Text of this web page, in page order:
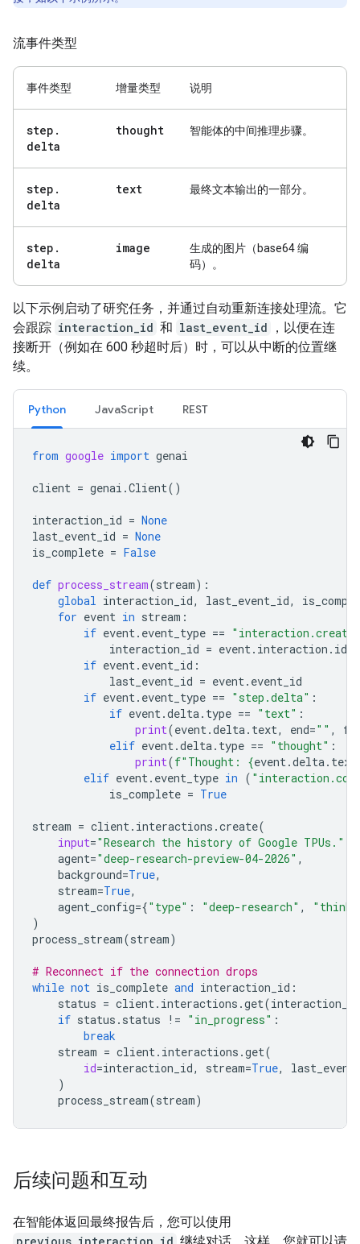
流事件类型
事件类型 增量类型 说明
step .
delta
thought 智能体的中间推理步骤。
step .
delta
text 最终文本输出的一部分。
step .
delta
image
生成的图片（base64 编
码）。
以下示例启动了研究任务，并通过自动重新连接处理流。它
会跟踪 interaction_id 和 last_event_id
，以便在连
接断开（例如在 600 秒超时后）时，可以从中断的位置继
续。
Python JavaScript REST
from google import genai
client = genai .Client()
interaction_id = None
last_event_id = None
is_complete = False
def process_stream(stream):
global interaction_id, last_event_id,
for event in stream :
if event. event_type ==
interaction_id = event. interaction . id
if event. event_id :
last_event_id = event. event_id
if event. event_type == "step.delta" :
if event.delta. type == "text" :
print(event.delta. text, end="" ,
elif event.delta. type == "thought" :
print(f"Thought: {event.delta. text
elif event. event_type in (
is_complete = True
stream = client. interactions .create(
input="Research the history of Google TPUs."
agent="deep-research-preview-04-2026" ,
background=True,
stream=True,
agent_config={"type" : "deep-research" ,
)
process_stream(stream)
# Reconnect if the connection drops
while not is_complete and interaction_id :
status = client. interactions .get(interaction_id
if status . status != "in_progress" :
break
stream = client. interactions .get(
id=interaction_id, stream=True,
)
process_stream(stream)
后续问题和互动
在智能体返回最终报告后，您可以使用